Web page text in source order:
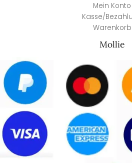
Mein Konto
Kasse/
Warenkorb
Mollie